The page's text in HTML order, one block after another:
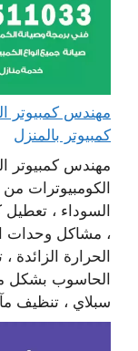
كمبيوتر بالمنزل
مهندس كمبيوتر
الكومبيوترات
السوداء ،
، مشاكل وحدات
الحرارة الزائدة
الحاسوب بشكل
سبلاي ، تنظيف